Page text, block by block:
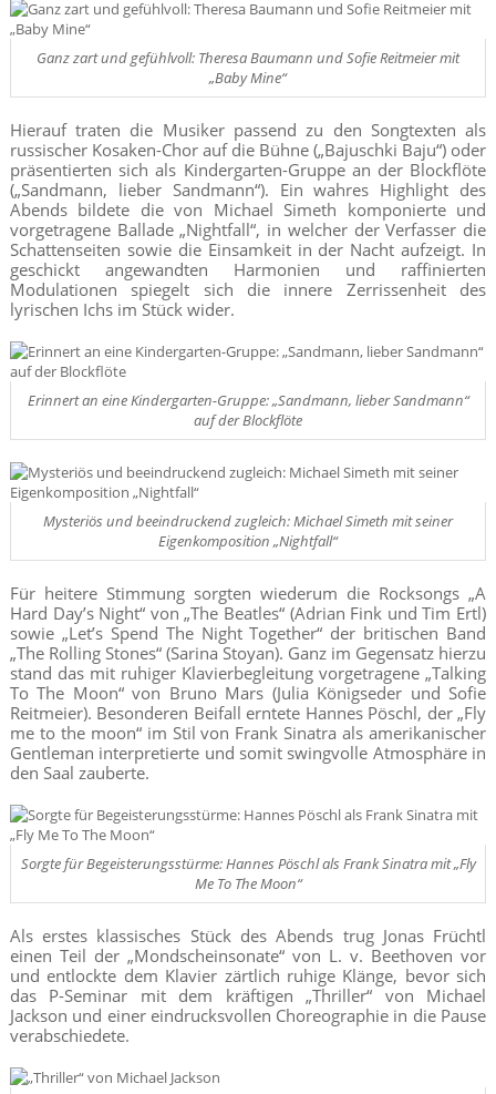
Ganz zart und gefühlvoll: Theresa Baumann und Sofie Reitmeier mit
„Baby Mine“
Hierauf traten die Musiker passend zu den Songtexten als
russischer Kosaken-Chor auf die Bühne („Bajuschki Baju“) oder
präsentierten sich als Kindergarten-Gruppe an der Blockflöte
(„Sandmann, lieber Sandmann“). Ein wahres Highlight des
Abends bildete die von Michael Simeth komponierte und
vorgetragene Ballade „Nightfall“, in welcher der Verfasser die
Schattenseiten sowie die Einsamkeit in der Nacht aufzeigt. In
geschickt angewandten Harmonien und raffinierten
Modulationen spiegelt sich die innere Zerrissenheit des
lyrischen Ichs im Stück wider.
Erinnert an eine Kindergarten-Gruppe: „Sandmann, lieber Sandmann“
auf der Blockflöte
Mysteriös und beeindruckend zugleich: Michael Simeth mit seiner
Eigenkomposition „Nightfall“
Für heitere Stimmung sorgten wiederum die Rocksongs „A
Hard Day’s Night“ von „The Beatles“ (Adrian Fink und Tim Ertl)
sowie „Let’s Spend The Night Together“ der britischen Band
„The Rolling Stones“ (Sarina Stoyan). Ganz im Gegensatz hierzu
stand das mit ruhiger Klavierbegleitung vorgetragene „Talking
To The Moon“ von Bruno Mars (Julia Königseder und Sofie
Reitmeier). Besonderen Beifall erntete Hannes Pöschl, der „Fly
me to the moon“ im Stil von Frank Sinatra als amerikanischer
Gentleman interpretierte und somit swingvolle Atmosphäre in
den Saal zauberte.
Sorgte für Begeisterungsstürme: Hannes Pöschl als Frank Sinatra mit „Fly
Me To The Moon“
Als erstes klassisches Stück des Abends trug Jonas Früchtl
einen Teil der „Mondscheinsonate“ von L. v. Beethoven vor
und entlockte dem Klavier zärtlich ruhige Klänge, bevor sich
das P-Seminar mit dem kräftigen „Thriller“ von Michael
Jackson und einer eindrucksvollen Choreographie in die Pause
verabschiedete.